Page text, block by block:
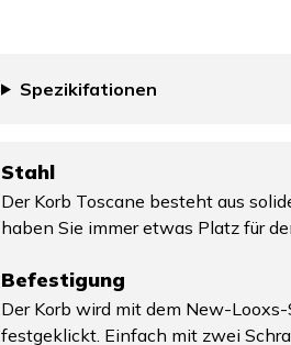
Spezikifationen
Stahl
Der Korb Toscane besteht aus
haben Sie immer etwas Platz für
Befestigung
Der Korb wird mit dem New-
festgeklickt. Einfach mit zwei